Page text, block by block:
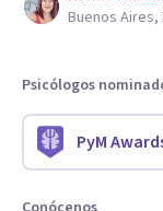
Buenos
Psicólogos
PyM